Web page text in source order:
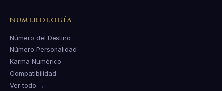
NUMEROLOGÍA
Número del Destino
Número Personalidad
Karma Numérico
Compatibilidad
Ver todo →